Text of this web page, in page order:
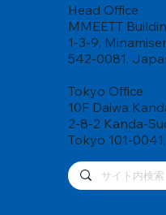
Head Office
MMEETT
1-3-9,
542-0081,
Tokyo Office
10F Daiwa
2-8-2 Kanda-
Tokyo 101-